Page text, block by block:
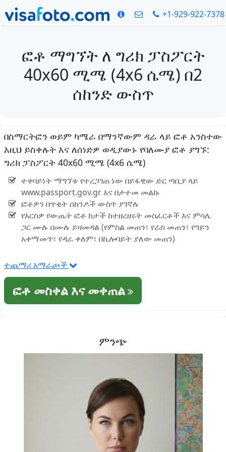
+1-929-922-7378
ፎቶ ማግኘት ለ ግሪክ ፓስፖርት
40x60 ሚሜ (4x6 ሴሜ) በ2
ሰከንድ ውስጥ
በስማርትፎን ወይም ካሜራ በማንኛውም ዳራ ላይ ፎቶ አንስተው
እዚህ ይስቀሉት እና ለሰነድዎ ወዲያውኑ የባለሙያ ፎቶ ያግኙ:
ግሪክ ፓስፖርት 40x60 ሚሜ (4x6 ሴሜ)
ተቀባይነት ማግኘቱ የተረጋገጠ ነው በይፋዊው ድር ጣቢያ ላይ
www.passport.gov.gr እና በታተመ መልኩ
ፎቶዎን በጥቂት ሰከንዶች ውስጥ ያገኛሉ
የእርስዎ የውጤት ፎቶ ከታች ከተዘረዘሩት መስፈርቶች እና ምሳሌ
ጋር ሙሉ በሙሉ ይዛመዳል (የምስል መጠን፣ የራስ መጠን፣ የዓይን
አቀማመጥ፣ የዳራ ቀለም፣ በኪሎባይት ያለው መጠን)
ተጨማሪ አማራጮች
ፎቶ መስቀል እና መቀጠል
ምንጭ